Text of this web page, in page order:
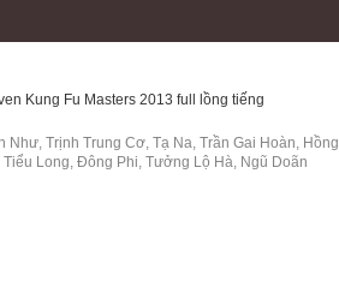
Kung Fu Masters 2013 full lồng tiếng
Như, Trịnh Trung Cơ, Tạ Na, Trần Gai Hoàn, Hồng
Long, Đông Phi, Tưởng Lộ Hà, Ngũ Doãn